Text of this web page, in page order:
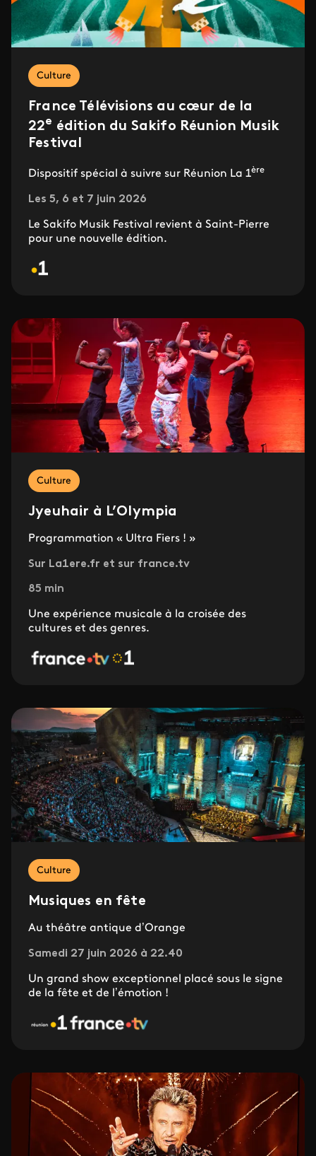
Culture
France Télévisions au cœur de la
22e édition du Sakifo Réunion Musik
Festival
Dispositif spécial à suivre sur Réunion La 1ère
Les 5, 6 et 7 juin 2026
Le Sakifo Musik Festival revient à Saint-Pierre
pour une nouvelle édition.
Culture
Jyeuhair à L’Olympia
Programmation « Ultra Fiers ! »
Sur La1ere.fr et sur france.tv
85 min
Une expérience musicale à la croisée des
cultures et des genres.
Culture
Musiques en fête
Au théâtre antique d’Orange
Samedi 27 juin 2026 à 22.40
Un grand show exceptionnel placé sous le signe
de la fête et de l’émotion !